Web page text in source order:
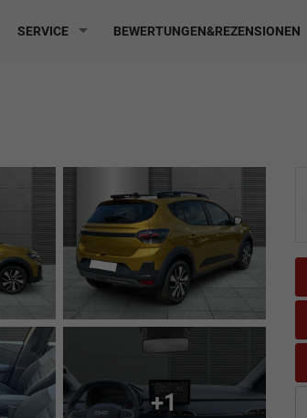
SERVICE BEWERTUNGEN&REZENSIONEN
+1